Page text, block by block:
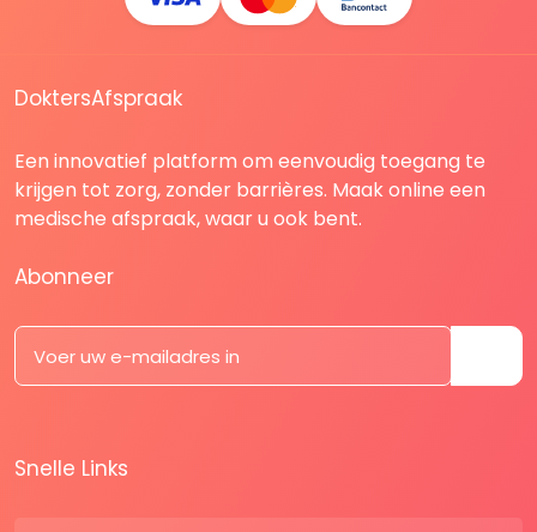
DoktersAfspraak
Een innovatief platform om eenvoudig toegang te
krijgen tot zorg, zonder barrières. Maak online een
medische afspraak, waar u ook bent.
Abonneer
Snelle Links